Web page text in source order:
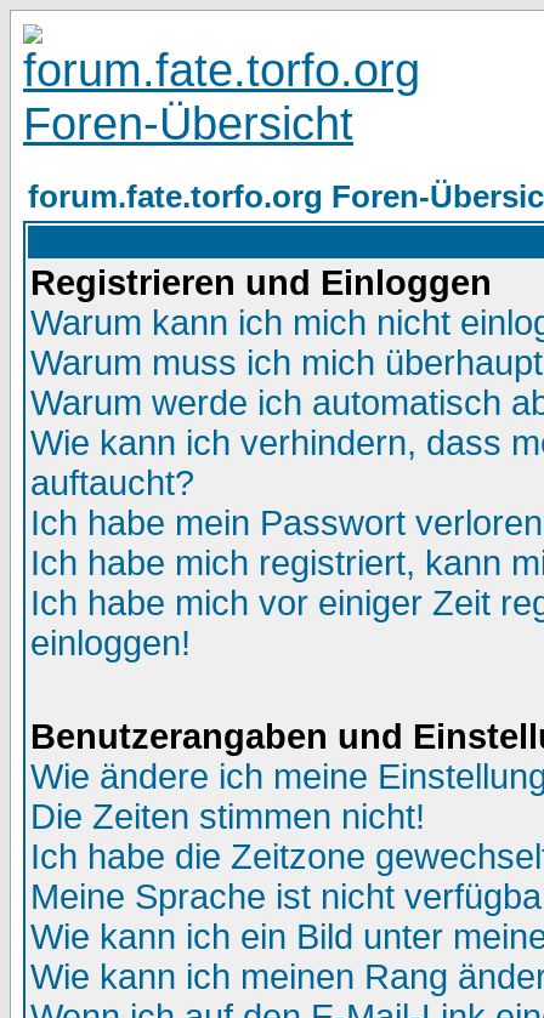
forum.fate.torfo.org Foren-
Registrieren und Einloggen
Warum kann ich mich nicht
Warum muss ich mich
Warum werde ich automatisch
Wie kann ich verhindern, dass
auftaucht?
Ich habe mein Passwort
Ich habe mich registriert, kann
Ich habe mich vor einiger Zeit
einloggen!
Benutzerangaben und
Wie ändere ich meine
Die Zeiten stimmen nicht!
Ich habe die Zeitzone
Meine Sprache ist nicht
Wie kann ich ein Bild unter
Wie kann ich meinen Rang